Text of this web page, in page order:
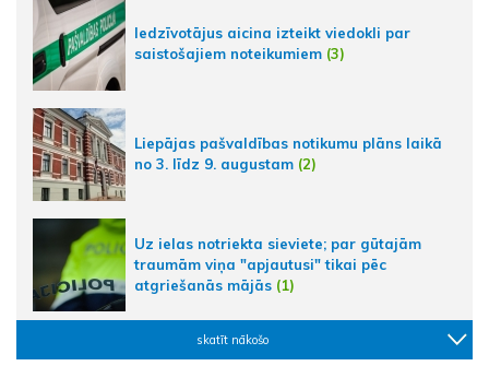
Iedzīvotājus aicina izteikt viedokli par
saistošajiem noteikumiem (3)
Liepājas pašvaldības notikumu plāns laikā
no 3. līdz 9. augustam (2)
Uz ielas notriekta sieviete; par gūtajām
traumām viņa "apjautusi" tikai pēc
atgriešanās mājās (1)
skatīt nākošo